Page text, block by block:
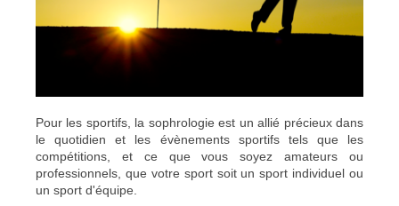
​Pour les sportifs, la sophrologie est un allié précieux dans
le quotidien et les évènements sportifs tels que les
compétitions, et ce que vous soyez amateurs ou
professionnels, que votre sport soit un sport individuel ou
un sport d'équipe.